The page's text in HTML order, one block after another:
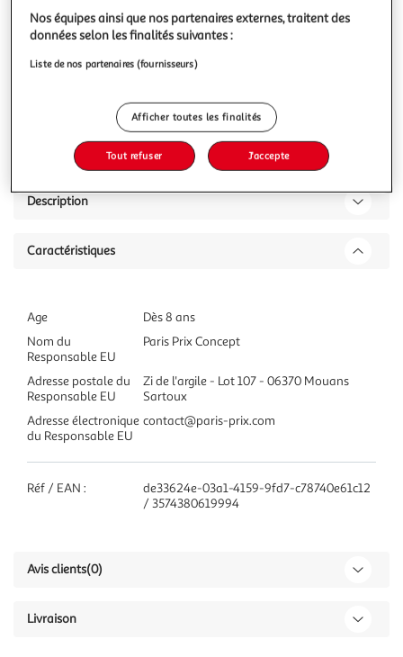
Vendu parParis Prix
Description
Caractéristiques
Age
Dès 8 ans
Nom du
Responsable EU
Paris Prix Concept
Adresse postale du
Responsable EU
Zi de l'argile - Lot 107 - 06370 Mouans
Sartoux
Adresse électronique
du Responsable EU
contact@paris-prix.com
Réf / EAN :
de33624e-03a1-4159-9fd7-c78740e61c12
/ 3574380619994
Avis clients(0)
Livraison
Nos équipes ainsi que nos partenaires externes, traitent des
données selon les finalités suivantes :
Liste de nos partenaires (fournisseurs)
Afficher toutes les finalités
Tout refuser J'accepte